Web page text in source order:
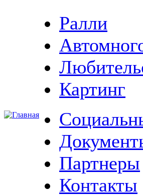
Ралли
Картинг
Партнеры
Контакты